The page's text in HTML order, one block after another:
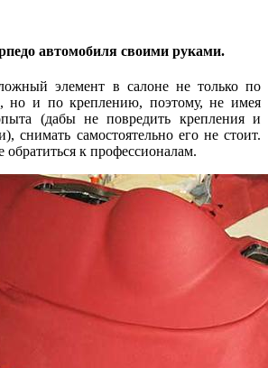
автомобиля своими руками.
элемент в салоне не только по
но и по креплению, поэтому, не имея
(дабы не повредить крепления и
снимать самостоятельно его не стоит.
обратиться к профессионалам.